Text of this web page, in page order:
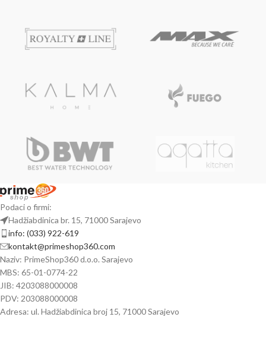
Podaci o firmi:
Hadžiabdinica br. 15, 71000 Sarajevo
info: (033) 922-619
kontakt@primeshop360.com
Naziv: PrimeShop360 d.o.o. Sarajevo
MBS: 65-01-0774-22
JIB: 4203088000008
PDV: 203088000008
Adresa: ul. Hadžiabdinica broj 15, 71000 Sarajevo